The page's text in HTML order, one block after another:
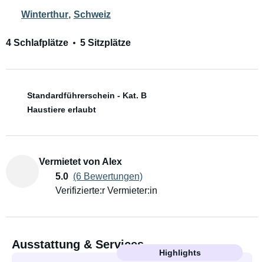
Winterthur, Schweiz
4 Schlafplätze 5 Sitzplätze
Standardführerschein - Kat. B
Haustiere erlaubt
Vermietet von Alex
5.0 (6 Bewertungen)
Verifizierte:r Vermieter:in
Ausstattung & Services
Highlights